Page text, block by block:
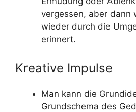
vergessen, aber dann
wieder durch die
erinnert.
Kreative Impulse
Man kann die
Grundschema des